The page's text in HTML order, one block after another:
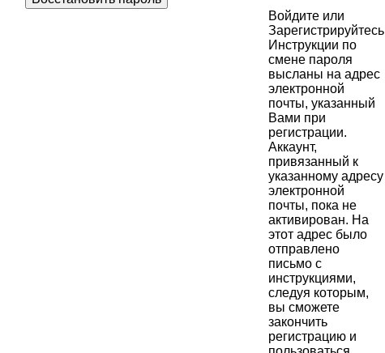
Войдите или
Зарегистрируйтесь
Инструкции по
смене пароля
высланы на адрес
электронной
почты, указанный
Вами при
регистрации.
Аккаунт,
привязанный к
указанному адресу
электронной
почты, пока не
активирован. На
этот адрес было
отправлено
письмо с
инструкциями,
следуя которым,
вы сможете
закончить
регистрацию и